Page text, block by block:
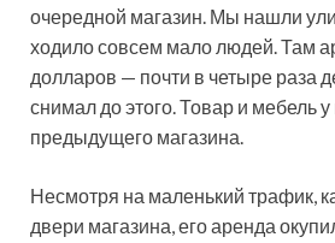
очередной магазин. Мы нашли
ходило совсем мало людей. Там
долларов — почти в четыре раза
снимал до этого. Товар и мебель у
предыдущего магазина.
Несмотря на маленький трафик,
двери магазина, его аренда